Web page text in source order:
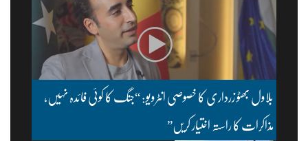
بلاول بھٹو زرداری کا خصوصی انٹرویو: “جنگ کا کوئی فائدہ نہیں،
مذاکرات کا راستہ اختیار کریں”